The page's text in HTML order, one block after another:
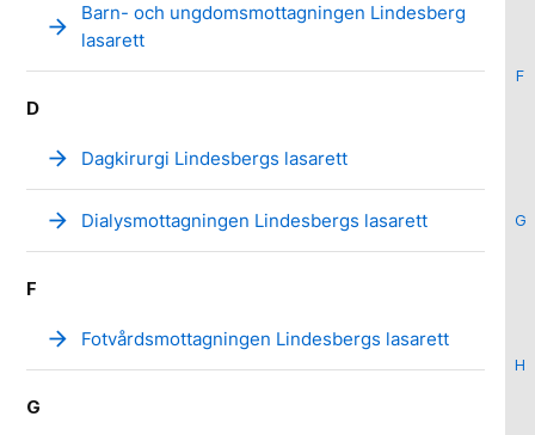
F
G
H
arrow_forward
Barn- och ungdomsmottagningen Lindesberg
lasarett
D
arrow_forward Dagkirurgi Lindesbergs lasarett
arrow_forward Dialysmottagningen Lindesbergs lasarett
F
arrow_forward Fotvårdsmottagningen Lindesbergs lasarett
G